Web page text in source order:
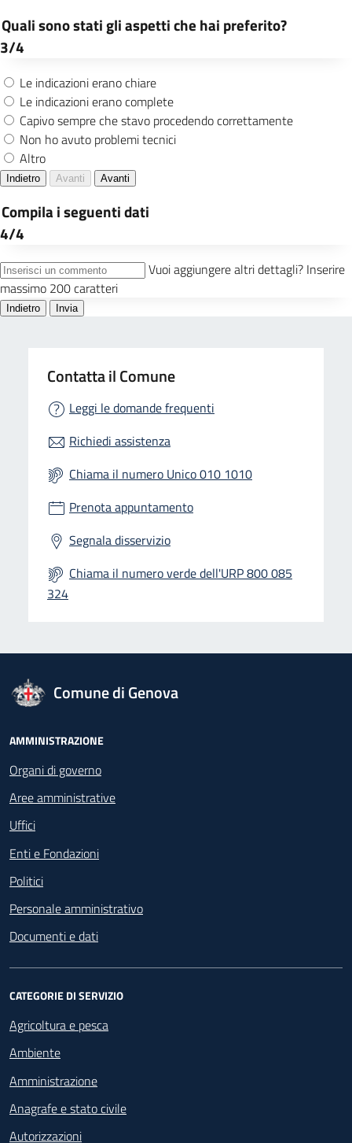
Contatta il Comune
Leggi le domande frequenti
Richiedi assistenza
Chiama il numero Unico 010 1010
Prenota appuntamento
Segnala disservizio
Chiama il numero verde dell'URP 800 085
324
logo Unione Europea
Comune di Genova
Footer - Navigazione
AMMINISTRAZIONE
Organi di governo
Aree amministrative
Uffici
Enti e Fondazioni
Politici
Personale amministrativo
Documenti e dati
CATEGORIE DI SERVIZIO
Agricoltura e pesca
Ambiente
Amministrazione
Anagrafe e stato civile
Autorizzazioni